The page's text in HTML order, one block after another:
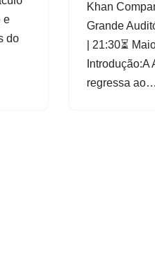
e
do
Khan
Grande
| 21:30⏳
regressa ao…